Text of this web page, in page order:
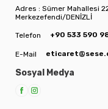
Adres : Sümer Mahallesi
Merkezefendi/DENİZLİ
Telefon +90 533 590
E-Mail
Sosyal Medya